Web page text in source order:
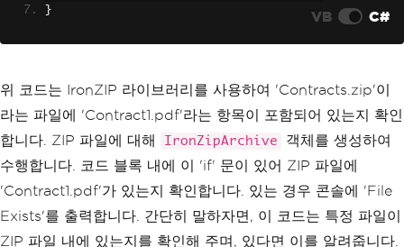
}
VB C#
위 코드는 IronZIP 라이브러리를 사용하여 'Contracts.zip'이
라는 파일에 'Contract1.pdf'라는 항목이 포함되어 있는지 확인
합니다. ZIP 파일에 대해
IronZipArchive
객체를 생성하여
수행합니다. 코드 블록 내에 이 'if' 문이 있어 ZIP 파일에
'Contract1.pdf'가 있는지 확인합니다. 있는 경우 콘솔에 'File
Exists'를 출력합니다. 간단히 말하자면, 이 코드는 특정 파일이
ZIP 파일 내에 있는지를 확인해 주며, 있다면 이를 알려줍니다.